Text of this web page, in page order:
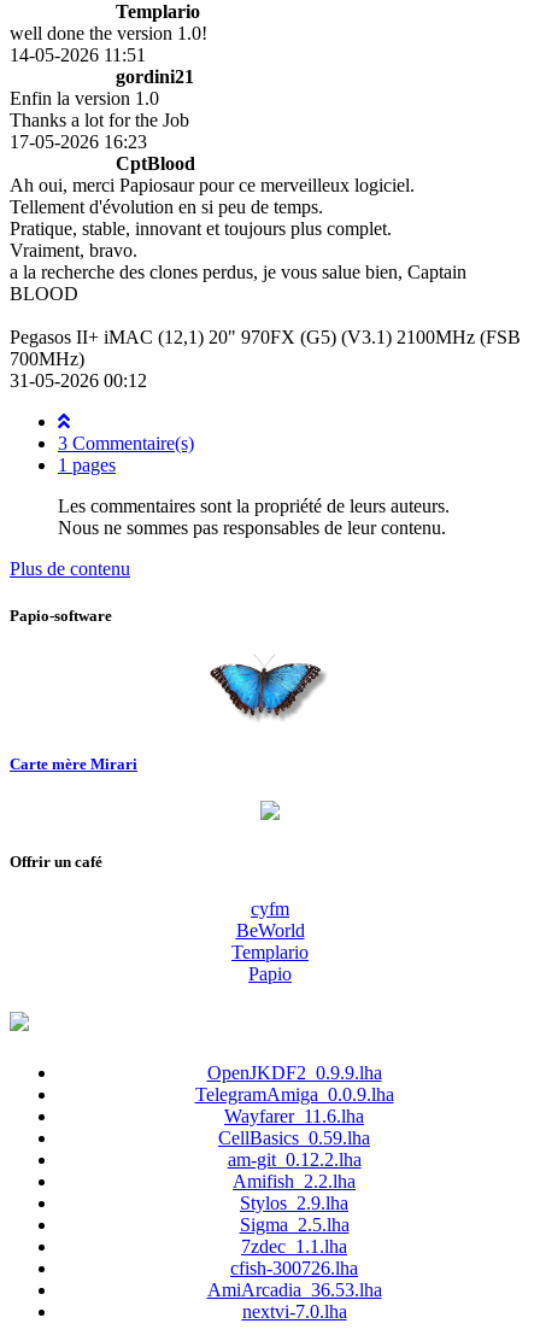
Templario
well done the version 1.0!
14-05-2026 11:51
gordini21
Enfin la version 1.0
Thanks a lot for the Job
17-05-2026 16:23
CptBlood
Ah oui, merci Papiosaur pour ce merveilleux logiciel.
Tellement d'évolution en si peu de temps.
Pratique, stable, innovant et toujours plus complet.
Vraiment, bravo.
a la recherche des clones perdus, je vous salue bien, Captain
BLOOD
Pegasos II+ iMAC (12,1) 20" 970FX (G5) (V3.1) 2100MHz (FSB
700MHz)
31-05-2026 00:12
3 Commentaire(s)
1 pages
Les commentaires sont la propriété de leurs auteurs.
Nous ne sommes pas responsables de leur contenu.
Plus de contenu
Papio-software
Carte mère Mirari
Offrir un café
cyfm
BeWorld
Templario
Papio
OpenJKDF2_0.9.9.lha
TelegramAmiga_0.0.9.lha
Wayfarer_11.6.lha
CellBasics_0.59.lha
am-git_0.12.2.lha
Amifish_2.2.lha
Stylos_2.9.lha
Sigma_2.5.lha
7zdec_1.1.lha
cfish-300726.lha
AmiArcadia_36.53.lha
nextvi-7.0.lha